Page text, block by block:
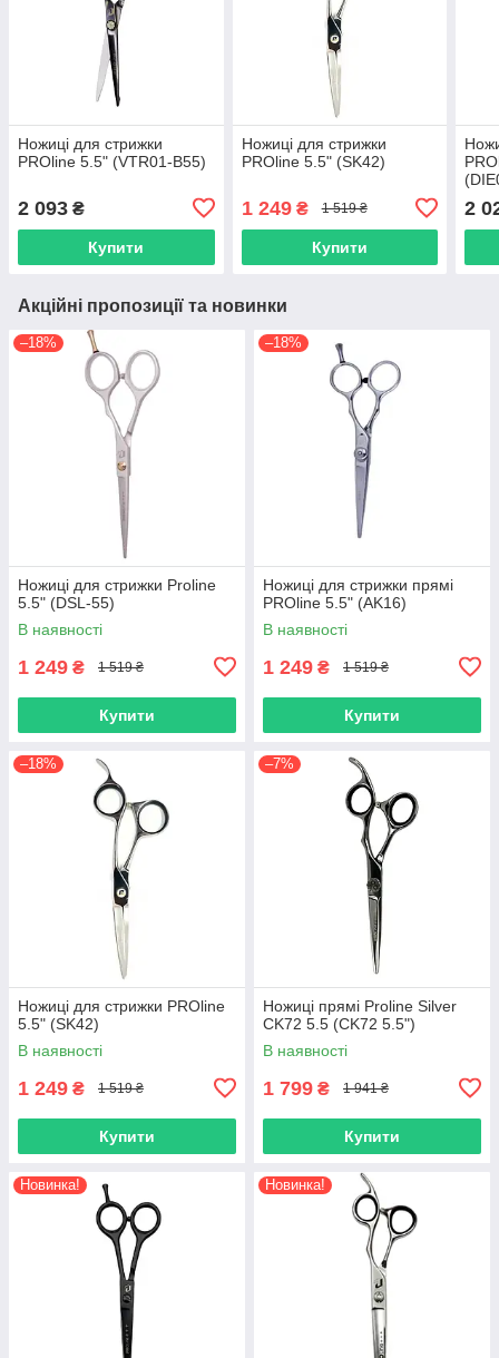
Ножиці для стрижки
PROline 5.5" (VTR01-B55)
2 093 ₴
Купити
Ножиці для стрижки
PROline 5.5" (SK42)
1 249₴ 1 519 ₴
Купити
2
Акційні пропозиції та новинки
–18%
Ножиці для стрижки Proline
5.5" (DSL-55)
В наявності
1 249 ₴ 1 519 ₴
Купити
–18%
Ножиці для стрижки прямі
PROline 5.5" (AK16)
В наявності
1 249 ₴ 1 519 ₴
Купити
–18%
Ножиці для стрижки PROline
5.5" (SK42)
В наявності
1 249 ₴ 1 519 ₴
Купити
–7%
Ножиці прямі Proline Silver
CK72 5.5 (CK72 5.5")
В наявності
1 799 ₴ 1 941 ₴
Купити
Новинка! Новинка!